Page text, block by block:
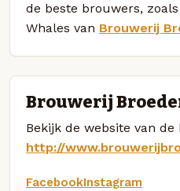
de beste brouwers,
Whales van Brouwerij
Brouwerij
Bekijk de website van
http://
FacebookInstagram